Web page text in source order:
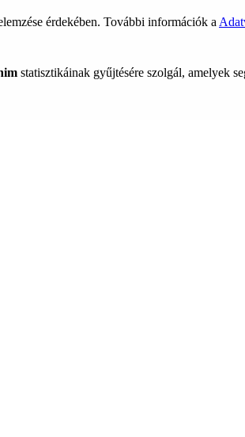
érdekében. További információk a
statisztikáinak gyűjtésére szolgál, amelyek